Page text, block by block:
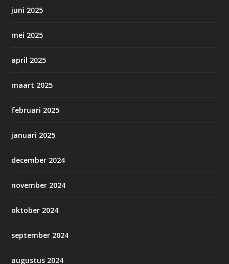
juni 2025
mei 2025
april 2025
maart 2025
februari 2025
januari 2025
december 2024
november 2024
oktober 2024
september 2024
augustus 2024